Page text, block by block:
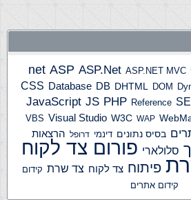
ASP ASP.Net ASP.NET MVC
CSS Database DB DHTML DOM
JavaScript JS PHP Reference
VBS Visual Studio W3C WAP
בסיס נתונים דינמי דרופל הרצאות
סלולארי פורום צד לקוח
פיתוח צד לקוח צד שרת קידום
קידום אתרים